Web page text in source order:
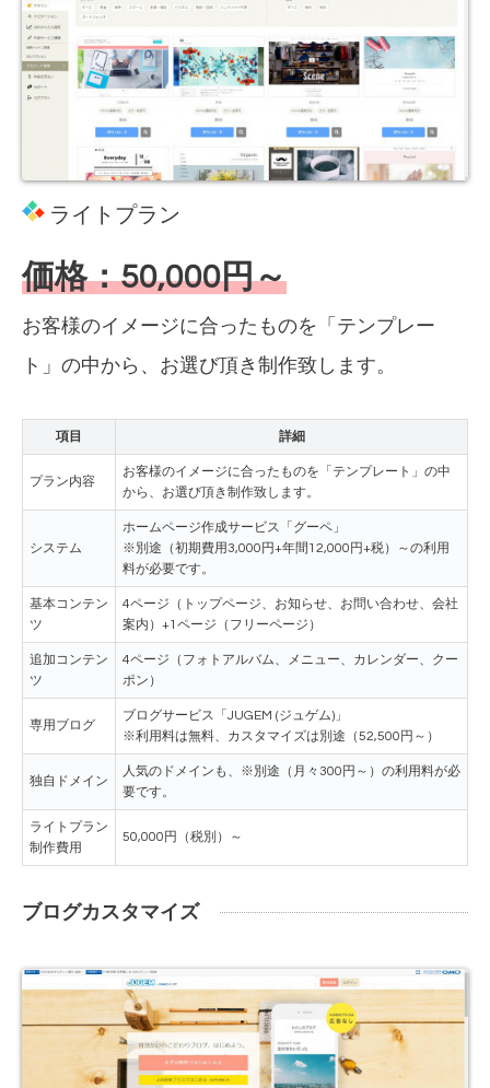
ライトプラン
価格：50,000円～
お客様のイメージに合ったものを「テンプレー
ト」の中から、お選び頂き制作致します。
項目 詳細
プラン内容
お客様のイメージに合ったものを「テンプレート」の中
から、お選び頂き制作致します。
システム
ホームページ作成サービス「グーペ」
※別途（初期費用3,000円+年間12,000円+税）～の利用
料が必要です。
基本コンテン
ツ
4ページ（トップページ、お知らせ、お問い合わせ、会社
案内）+1ページ（フリーページ）
追加コンテン
ツ
4ページ（フォトアルバム、メニュー、カレンダー、クー
ポン）
専用ブログ
ブログサービス「JUGEM (ジュゲム)」
※利用料は無料、カスタマイズは別途（52,500円～）
独自ドメイン
人気のドメインも、※別途（月々300円～）の利用料が必
要です。
ライトプラン
制作費用
50,000円（税別）～
ブログカスタマイズ